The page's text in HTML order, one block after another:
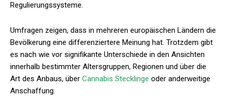
Regulierungssysteme.
Umfragen zeigen, dass in mehreren europäischen Ländern die
Bevölkerung eine differenziertere Meinung hat. Trotzdem gibt
es nach wie vor signifikante Unterschiede in den Ansichten
innerhalb bestimmter Altersgruppen, Regionen und über die
Art des Anbaus, über Cannabis Stecklinge oder anderweitige
Anschaffung.